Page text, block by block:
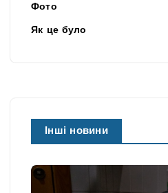
Фото
Як це було
Інші новини